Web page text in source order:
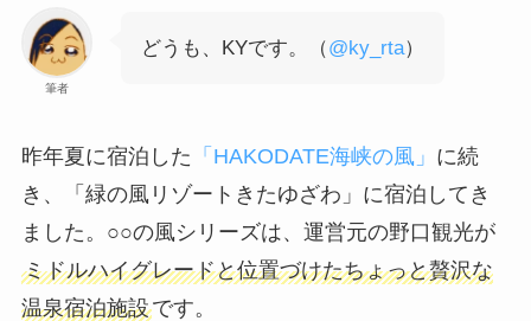
筆者
どうも、KYです。（@ky_rta）
昨年夏に宿泊した 「HAKODATE海峡の風」 に続
き、「緑の風リゾートきたゆざわ」に宿泊してき
ました。○○の風シリーズは、運営元の野口観光が
ミドルハイグレードと位置づけたちょっと贅沢な
温泉宿泊施設です。